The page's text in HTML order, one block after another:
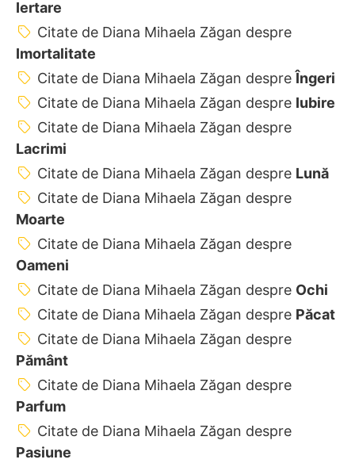
Iertare
Citate de Diana Mihaela Zăgan despre
Imortalitate
Citate de Diana Mihaela Zăgan despreÎngeri
Citate de Diana Mihaela Zăgan despre Iubire
Citate de Diana Mihaela Zăgan despre
Lacrimi
Citate de Diana Mihaela Zăgan despre Lună
Citate de Diana Mihaela Zăgan despre
Moarte
Citate de Diana Mihaela Zăgan despre
Oameni
Citate de Diana Mihaela Zăgan despre Ochi
Citate de Diana Mihaela Zăgan despre Păcat
Citate de Diana Mihaela Zăgan despre
Pământ
Citate de Diana Mihaela Zăgan despre
Parfum
Citate de Diana Mihaela Zăgan despre
Pasiune